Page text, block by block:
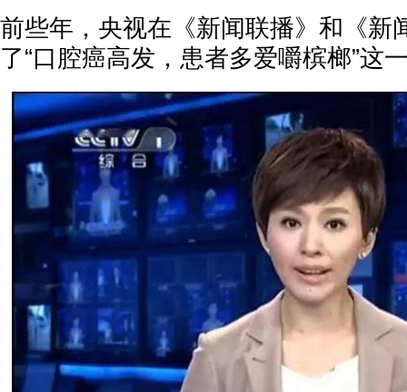
前些年，央视在《新闻联播》和《新
了“口腔癌高发，患者多爱嚼槟榔”这